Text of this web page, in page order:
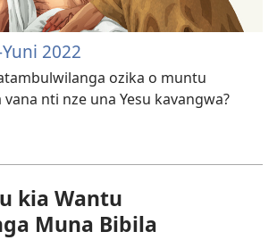
2022
ozika o muntu
nti nze una Yesu kavangwa?
kia Wantu
Muna Bibila